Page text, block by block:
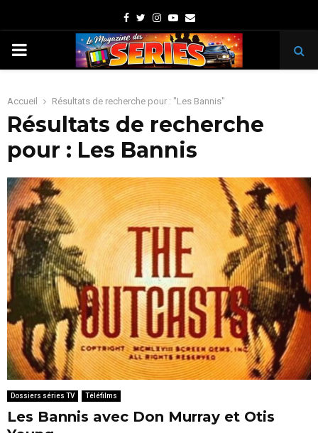
Facebook
TwitterInstagram
Youtube
Email
PRIMARY
Accueil Résultats de recherche pour : "Les Bannis"
Résultats de recherche
pour : Les Bannis
Dossiers séries TV Téléfilms
Les Bannis avec Don Murray et Otis